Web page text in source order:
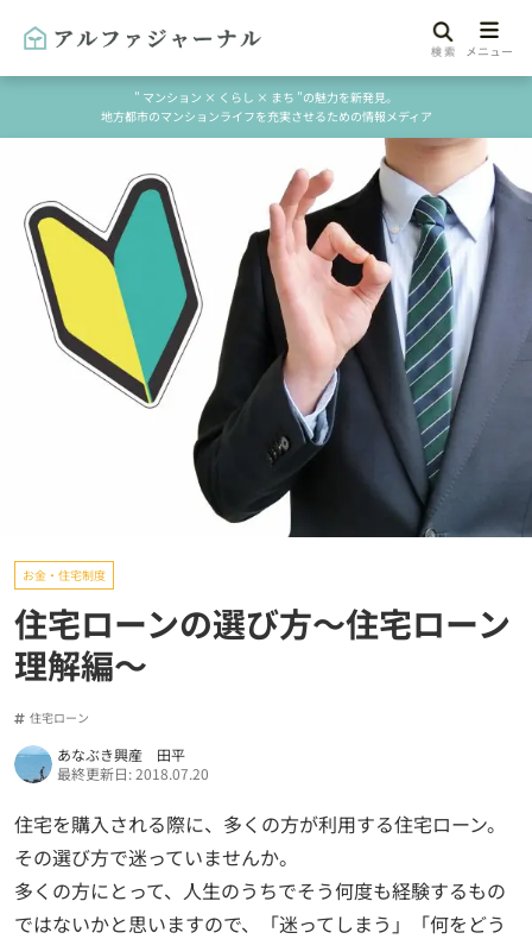
" マンション × くらし × まち "の魅力を新発見。
地方都市のマンションライフを充実させるための情報メディア
お金・住宅制度
住宅ローンの選び方～住宅ローン
理解編～
住宅ローン
あなぶき興産 田平
最終更新日: 2018.07.20
住宅を購入される際に、多くの方が利用する住宅ローン。
その選び方で迷っていませんか。
多くの方にとって、人生のうちでそう何度も経験するもの
ではないかと思いますので、「迷ってしまう」「何をどう